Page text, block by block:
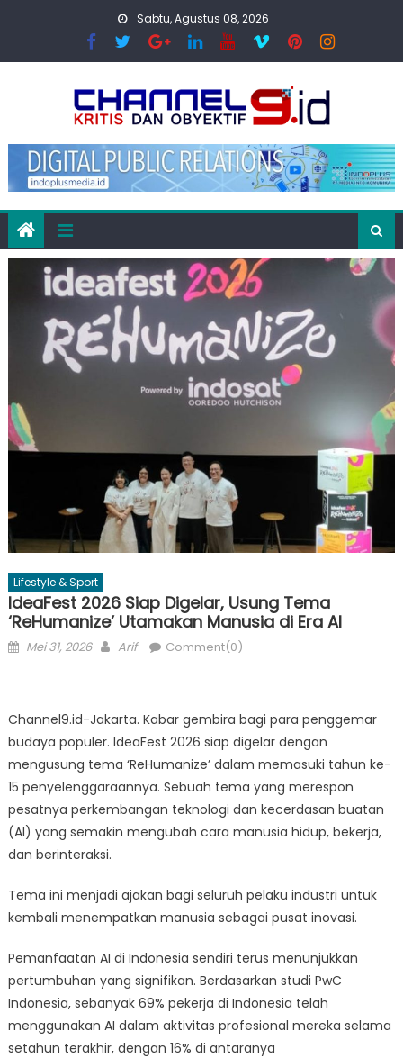
Sabtu, Agustus 08, 2026
Lifestyle & Sport
IdeaFest 2026 Siap Digelar, Usung Tema
‘ReHumanize’ Utamakan Manusia di Era AI
Posted
Mei 31, 2026 Author
Arif Comment(0)
Channel9.id-Jakarta. Kabar gembira bagi para penggemar
budaya populer. IdeaFest 2026 siap digelar dengan
mengusung tema ‘ReHumanize’ dalam memasuki tahun ke-
15 penyelenggaraannya. Sebuah tema yang merespon
pesatnya perkembangan teknologi dan kecerdasan buatan
(AI) yang semakin mengubah cara manusia hidup, bekerja,
dan berinteraksi.
Tema ini menjadi ajakan bagi seluruh pelaku industri untuk
kembali menempatkan manusia sebagai pusat inovasi.
Pemanfaatan AI di Indonesia sendiri terus menunjukkan
pertumbuhan yang signifikan. Berdasarkan studi PwC
Indonesia, sebanyak 69% pekerja di Indonesia telah
menggunakan AI dalam aktivitas profesional mereka selama
setahun terakhir, dengan 16% di antaranya